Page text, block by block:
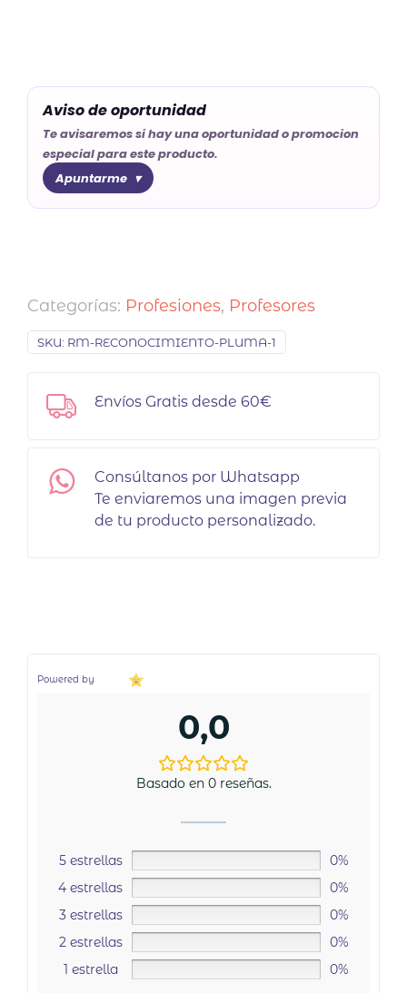
Aviso de oportunidad
Te avisaremos si hay una oportunidad o promocion
especial para este producto.
Apuntarme
Categorías: Profesiones, Profesores
SKU: RM-RECONOCIMIENTO-PLUMA-1
Envíos Gratis desde 60€
Consúltanos por Whatsapp
Te enviaremos una imagen previa
de tu producto personalizado.
Powered by
0,0
Basado en 0 reseñas.
5 estrellas
0%
4 estrellas
0%
3 estrellas
0%
2 estrellas
0%
1 estrella
0%